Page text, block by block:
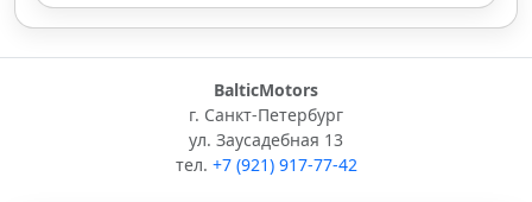
BalticMotors
г. Санкт-Петербург
ул. Заусадебная 13
тел. +7 (921) 917-77-42